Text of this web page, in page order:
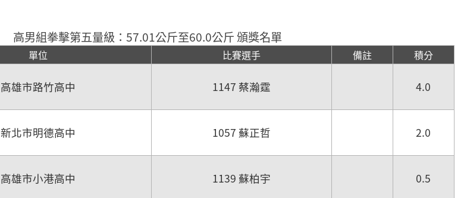
高男組拳擊第五量級：57.01公斤至60.0公斤 頒獎名單
單位 比賽選手 備註 積分
高雄市路竹高中 1147 蔡瀚霆 4.0
新北市明德高中 1057 蘇正哲 2.0
高雄市小港高中 1139 蘇柏宇 0.5